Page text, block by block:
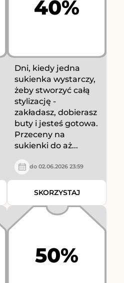
40%
Dni, kiedy jedna
sukienka wystarczy,
żeby stworzyć całą
stylizację -
zakładasz, dobierasz
buty i jesteś gotowa.
Przeceny na
sukienki do aż...
do 02.06.2026 23:59
SKORZYSTAJ
50%